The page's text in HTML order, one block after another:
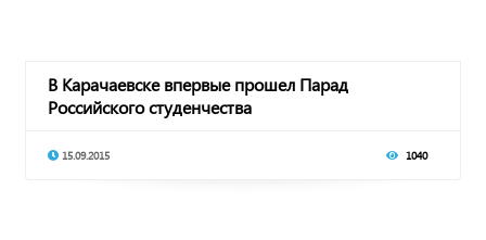
В Карачаевске впервые прошел Парад
Российского студенчества
15.09.2015 1040